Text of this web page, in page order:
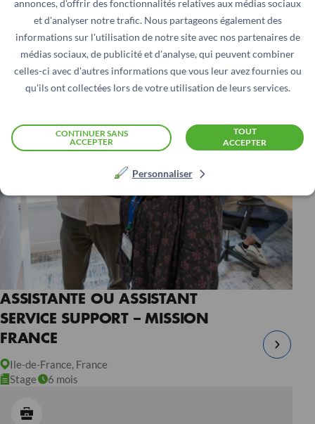
annonces, d'offrir des fonctionnalités relatives aux médias sociaux
et d'analyser notre trafic. Nous partageons également des
informations sur l'utilisation de notre site avec nos partenaires de
médias sociaux, de publicité et d'analyse, qui peuvent combiner
celles-ci avec d'autres informations que vous leur avez fournies ou
qu'ils ont collectées lors de votre utilisation de leurs services.
TOUT
ACCEPTER
CONTINUER SANS
ACCEPTER
Personnaliser
Stage
3.5 mois
ASSISTANTE OU ASSISTANT
SERVICE SUPPORT – MISSION
FRANCE
Ile-de-France, France
Stage
6 mois